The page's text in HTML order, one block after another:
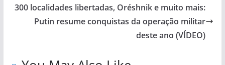
300 localidades libertadas, Oréshnik e muito mais:
Putin resume conquistas da operação militar
deste ano (VÍDEO)